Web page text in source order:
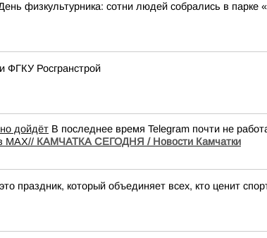
физкультурника: сотни людей собрались в парке
ФГКУ Росгранстрой
дойдёт В последнее время Telegram почти не
MAX// КАМЧАТКА СЕГОДНЯ / Новости Камчатки
праздник, который объединяет всех, кто ценит